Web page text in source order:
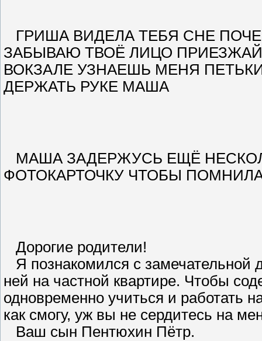
ГРИША ВИДЕЛА ТЕБЯ СНЕ
ЗАБЫВАЮ ТВОЁ ЛИЦО ПРИЕЗЖАЙ
ВОКЗАЛЕ УЗНАЕШЬ МЕНЯ
ДЕРЖАТЬ РУКЕ МАША
МАША ЗАДЕРЖУСЬ ЕЩЁ
ФОТОКАРТОЧКУ ЧТОБЫ
Дорогие родители!
Я познакомился с замечательной
ней на частной квартире. Чтобы
одновременно учиться и работать
как смогу, уж вы не сердитесь на
Ваш сын Пентюхин Пётр.